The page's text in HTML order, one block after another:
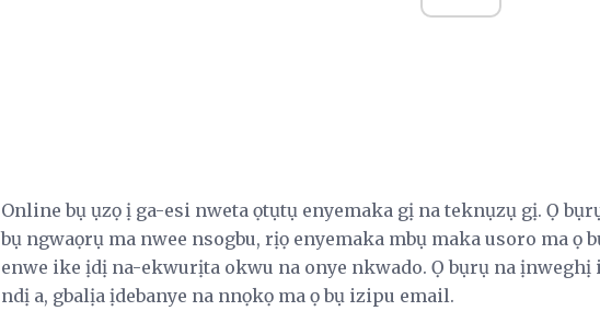
Online bụ ụzọ ị ga-esi nweta ọtụtụ enyemaka gị na teknụzụ gị. Ọ
bụ ngwaọrụ ma nwee nsogbu, rịọ enyemaka mbụ maka usoro ma ọ
enwe ike ịdị na-ekwurịta okwu na onye nkwado. Ọ bụrụ na
ndị a, gbalịa ịdebanye na nnọkọ ma ọ bụ izipu email.